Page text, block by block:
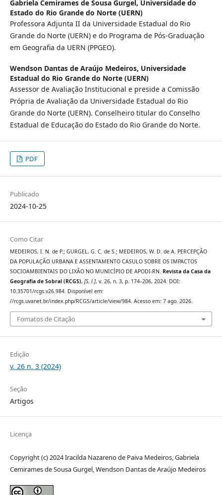
Gabriela Cemirames de Sousa Gurgel, Universidade do
Estado do Rio Grande do Norte (UERN)
Professora Adjunta II da Universidade Estadual do Rio
Grande do Norte (UERN) e do Programa de Pós-Graduação
em Geografia da UERN (PPGEO).
Wendson Dantas de Araújo Medeiros, Universidade
Estadual do Rio Grande do Norte (UERN)
Assessor de Avaliação Institucional e preside a Comissão
Própria de Avaliação da Universidade Estadual do Rio
Grande do Norte (UERN). Conselheiro titular do Conselho
Estadual de Educação do Estado do Rio Grande do Norte.
PDF
Publicado
2024-10-25
Como Citar
MEDEIROS, I. N. de P.; GURGEL, G. C. de S.; MEDEIROS, W. D. de A. PERCEPÇÃO
DA POPULAÇÃO URBANA E ASSENTAMENTO CASULO SOBRE OS IMPACTOS
SOCIOAMBIENTAIS DO LIXÃO NO MUNICÍPIO DE APODI-RN. Revista da Casa da
Geografia de Sobral (RCGS), [S. l.], v. 26, n. 3, p. 174–206, 2024. DOI:
10.35701/rcgs.v26.984. Disponível em:
//rcgs.uvanet.br/index.php/RCGS/article/view/984. Acesso em: 7 ago. 2026.
Fomatos de Citação
Edição
v. 26 n. 3 (2024)
Seção
Artigos
Licença
Copyright (c) 2024 Iracilda Nazareno de Paiva Medeiros, Gabriela
Cemirames de Sousa Gurgel, Wendson Dantas de Araújo Medeiros